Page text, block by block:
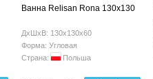
Ванна Relisan Rona 130х130
ДхШхВ: 130х130х60
Форма: Угловая
Страна:
Польша